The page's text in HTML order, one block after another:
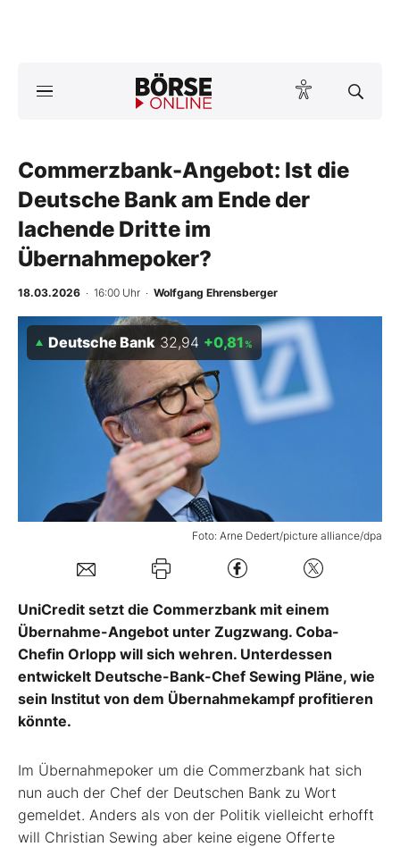
Anlageprodukte
Finanz-Check
Abo & Shop
BO-Musterdepots
Experten
Mein B:O
Mein Konto
Folgen Sie uns
Kontakt
Commerzbank-Angebot: Ist die
Deutsche Bank am Ende der
lachende Dritte im
Übernahmepoker?
18.03.2026 · 16:00 Uhr · Wolfgang Ehrensberger
Foto: Arne Dedert/picture alliance/dpa
Deutsche Bank 32,94 +0,81 %
UniCredit setzt die Commerzbank mit einem
Übernahme-Angebot unter Zugzwang. Coba-
Chefin Orlopp will sich wehren. Unterdessen
entwickelt Deutsche-Bank-Chef Sewing Pläne, wie
sein Institut von dem Übernahmekampf profitieren
könnte.
Im Übernahmepoker um die Commerzbank hat sich
nun auch der Chef der Deutschen Bank zu Wort
gemeldet. Anders als von der Politik vielleicht erhofft
will Christian Sewing aber keine eigene Offerte